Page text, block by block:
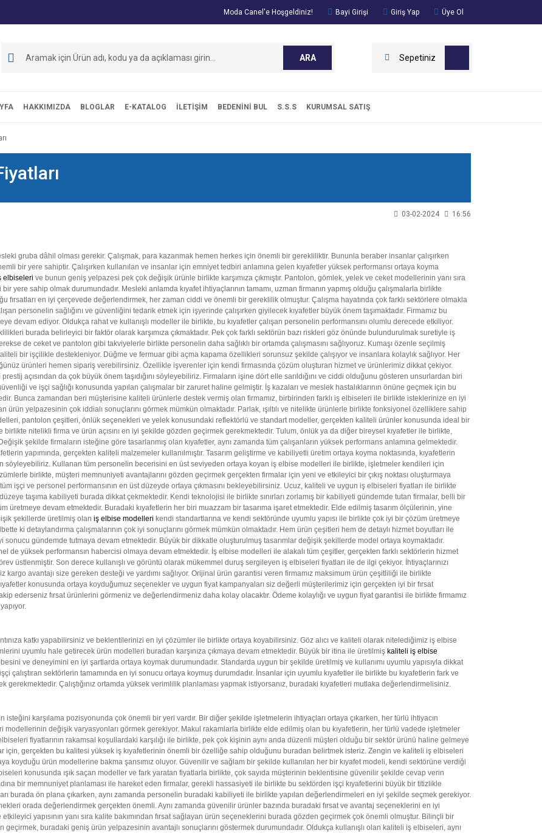
Moda Canel'e Hoşgeldiniz! Bayi Girişi Giriş Yap Üye Ol
ARA Sepetiniz
HAKKIMIZDA BLOGLAR E-KATALOG İLETİŞİM BEDENİNİ BUL S.S.S KURUMSAL SATIŞ
03-02-2024 16:56
gruba dâhil olması gerekir. Çalışmak, para kazanmak hemen herkes için önemli bir gerekliliktir. Bununla beraber insanlar çalışırken
bir yere sahiptir. Çalışırken kullanılan ve insanlar için emniyet tedbiri anlamına gelen kıyafetler yüksek performansı ortaya koyma
elbiseleri ve bunun geniş yelpazesi pek çok değişik ürünle birlikte karşımıza çıkmıştır. Pantolon, gömlek, yelek ve ceket modellerinin yanı sıra
yere sahip olmak durumundadır. Mesleki anlamda kıyafet ihtiyaçlarının tamamı, uzman firmanın yapmış olduğu çalışmalarla birlikte
fırsatları en iyi çerçevede değerlendirmek, her zaman ciddi ve önemli bir gereklilik olmuştur. Çalışma hayatında çok farklı sektörlere olmakla
personelin sağlığını ve güvenliğini tedarik etmek için işyerinde çalışırken giyilecek kıyafetler büyük önem taşımaktadır. Firmamız bu
devam ediyor. Oldukça rahat ve kullanışlı modeller ile birlikte, bu kıyafetler çalışan personelin performansını olumlu derecede etkiliyor.
burada belirleyici bir faktör olarak karşımıza çıkmaktadır. Pek çok farklı sektörün bazı riskleri göz önünde bulundurulmak suretiyle iş
de ceket ve pantolon gibi takviyelerle birlikte personelin daha sağlıklı bir ortamda çalışmasını sağlıyoruz. Kumaşı özenle seçilmiş
bir işçilikle destekleniyor. Düğme ve fermuar gibi açma kapama özellikleri sorunsuz şekilde çalışıyor ve insanlara kolaylık sağlıyor. Her
ürünleri hemen sipariş verebilirsiniz. Özellikle işverenler için kendi firmasında çözüm oluşturan hizmet ve ürünlerimiz dikkat çekiyor.
açısından da çok büyük önem taşıdığını söyleyebiliriz. Firmaların işine dört elle sarıldığını ve ciddi olduğunu gösteren unsurlardan biri
ve işçi sağlığı konusunda yapılan çalışmalar bir zaruret haline gelmiştir. İş kazaları ve meslek hastalıklarının önüne geçmek için bu
Bunca zamandan beri müşterisine kaliteli ürünlerle destek vermiş olan firmamız, birbirinden farklı iş elbiseleri ile birlikte isteklerinize en iyi
ürün yelpazesinin çok iddialı sonuçlarını görmek mümkün olmaktadır. Parlak, ışıltılı ve nitelikte ürünlerle birlikte fonksiyonel özelliklere sahip
pantolon çeşitleri, önlük seçenekleri ve yelek konusundaki reflektörlü ve standart modeller, gerçekten kaliteli ürünler konusunda ideal bir
nitelikli firma ve ürün açısını en iyi şekilde gözden geçirmek gerekmektedir. Tulum, önlük ya da diğer bireysel kıyafetler ile birlikte,
Değişik şekilde firmaların isteğine göre tasarlanmış olan kıyafetler, aynı zamanda tüm çalışanların yüksek performans anlamına gelmektedir.
yapımında, gerçekten kaliteli malzemeler kullanılmıştır. Tasarım geliştirme ve kabiliyetli üretim ortaya koyma noktasında, kıyafetlerin
söyleyebiliriz. Kullanan tüm personelin becerisini en üst seviyeden ortaya koyan iş elbise modelleri ile birlikte, işletmeler kendileri için
birlikte, müşteri memnuniyeti avantajlarını gözden geçirmek gerçekten firmalar için yeni ve etkileyici bir çıkış noktası oluşturmaya
işçi ve personel performansının en üst düzeyde ortaya çıkmasını bekleyebilirsiniz. Ucuz, kaliteli ve uygun iş elbiseleri fiyatları ile birlikte
taşıma kabiliyeti burada dikkat çekmektedir. Kendi teknolojisi ile birlikte sınırları zorlamış bir kabiliyeti gündemde tutan firmalar, belli bir
üretmeye devam etmektedir. Buradaki kıyafetlerin her biri muazzam bir tasarıma işaret etmektedir. Elde edilmiş tasarım ölçülerinin, yine
şekillerde üretilmiş olan iş elbise modelleri kendi standartlarına ve kendi sektöründe uyumlu yapısı ile birlikte çok iyi bir çözüm üretmeye
ki detaylandırma çalışmalarının çok iyi sonuçlarını görmek mümkün olmaktadır. Hem ürün çeşitleri hem de detaylı hizmet boyutları ile
gündemde tutmaya devam etmektedir. Büyük bir dikkatle oluşturulmuş tasarımlar değişik şekillerde model ortaya koymaktadır.
de yüksek performansın habercisi olmaya devam etmektedir. İş elbise modelleri ile alakalı tüm çeşitler, gerçekten farklı sektörlerin hizmet
üstlenmiştir. Son derece kullanışlı ve görüntü olarak mükemmel duruş sergileyen iş elbiseleri fiyatları ile de ilgi çekiyor. İhtiyaçlarınızı
avantajı size gereken desteği ve yardımı sağlıyor. Orijinal ürün garantisi veren firmamız maksimum ürün çeşitliliği ile birlikte
konusunda ortaya koyduğumuz seçenekler ve uygun fiyat kampanyaları siz değerli müşterilerimiz için gerçekten iyi bir fırsat
ederseniz fırsat ürünlerini görmeniz ve değerlendirmeniz daha kolay olacaktır. Ödeme kolaylığı ve uygun fiyat garantisi ile birlikte firmamız
katkı yapabilirsiniz ve beklentilerinizi en iyi çözümler ile birlikte ortaya koyabilirsiniz. Göz alıcı ve kaliteli olarak nitelediğimiz iş elbise
uyumlu hale getirecek ürün modelleri buradan karşınıza çıkmaya devam etmektedir. Büyük bir itina ile üretilmiş kaliteli iş elbise
ve deneyimini en iyi şartlarda ortaya koymak durumundadır. Standarda uygun bir şekilde üretilmiş ve kullanımı uyumlu yapısıyla dikkat
çalıştıran sektörlerin tamamında en iyi sonucu ortaya koymuş durumdadır. İnsanlar için uyumlu kıyafetler ile birlikte bu kıyafetlerin fark ve
Çalıştığınız ortamda yüksek verimlilik planlaması yapmak istiyorsanız, buradaki kıyafetleri mutlaka değerlendirmelisiniz.
isteğini karşılama pozisyonunda çok önemli bir yeri vardır. Bir diğer şekilde işletmelerin ihtiyaçları ortaya çıkarken, her türlü ihtiyacın
değişik varyasyonları görmek gerekiyor. Makul rakamlarla birlikte elde edilmiş olan bu kıyafetlerin, her türlü vadede işletmeler
fiyatlarının rakamsal koşullardaki karşılığı ile birlikte, pek çok kişinin aynı anda düzenli müşteri olduğu bir sektör ürünü haline gelmeye
için, gerçekten bu kalitesi yüksek iş kıyafetlerinin önemli bir özelliğe sahip olduğunu buradan belirtmek isteriz. Zengin ve kaliteli iş elbiseleri
koyduğu ürün modellerine bakma şansımız oluyor. Güvenilir ve sağlam bir şekilde kullanılan her bir kıyafet modeli, kendi sektörüne verdiği
konusunda ışık saçan modeller ve fark yaratan fiyatlarla birlikte, çok sayıda müşterinin beklentisine güvenilir şekilde cevap verin
bir memnuniyet planlaması ile hareket eden firmalar, gerekli hassasiyeti ile birlikte bu sektörden işçi kıyafetlerini büyük bir titizlikle
burada ön plana çıkarken, aynı zamanda personelin buradaki kabiliyeti ile birlikte yapılan değerlendirmeleri en iyi şekilde seçmek gerekiyor.
orada değerlendirmek gerçekten önemli. Aynı zamanda güvenilir ürünler bazında buradaki fırsat ve avantaj seçeneklerini en iyi
yapısının yanı sıra kalite bakımından fırsat sağlayan ürün seçeneklerini burada gözden geçirmek çok önemli olmuştur. Bilinçli bir
buradaki geniş ürün yelpazesinin avantajlı sonuçlarını göstermek durumundadır. Oldukça kullanışlı olan kaliteli iş elbiseleri, aynı